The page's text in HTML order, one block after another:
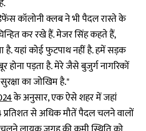
कॉलोनी क्लब ने भी पैदल रास्ते के
कर रखे हैं. मेजर सिंह कहते हैं,
यहां कोई फुटपाथ नहीं है. हमें सड़क
पड़ता है. मेरे जैसे बुजुर्ग नागरिकों
का जोखिम है."
के अनुसार, एक ऐसे शहर में जहां
से अधिक मौतें पैदल चलने वालों